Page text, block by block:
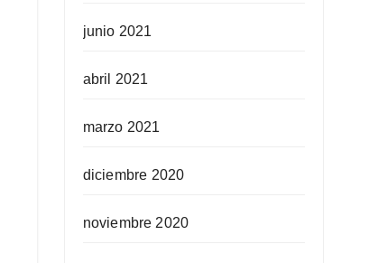
junio 2021
abril 2021
marzo 2021
diciembre 2020
noviembre 2020